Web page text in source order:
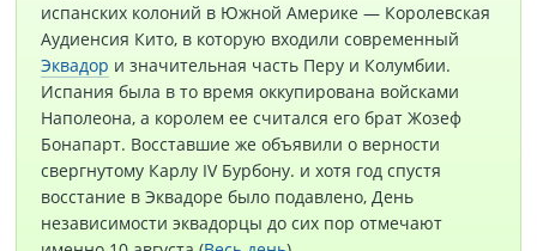
испанских колоний в Южной Америке — Королевская
Аудиенсия Кито, в которую входили современный
Эквадор и значительная часть Перу и Колумбии.
Испания была в то время оккупирована войсками
Наполеона, а королем ее считался его брат Жозеф
Бонапарт. Восставшие же объявили о верности
свергнутому Карлу IV Бурбону. и хотя год спустя
восстание в Эквадоре было подавлено, День
независимости эквадорцы до сих пор отмечают